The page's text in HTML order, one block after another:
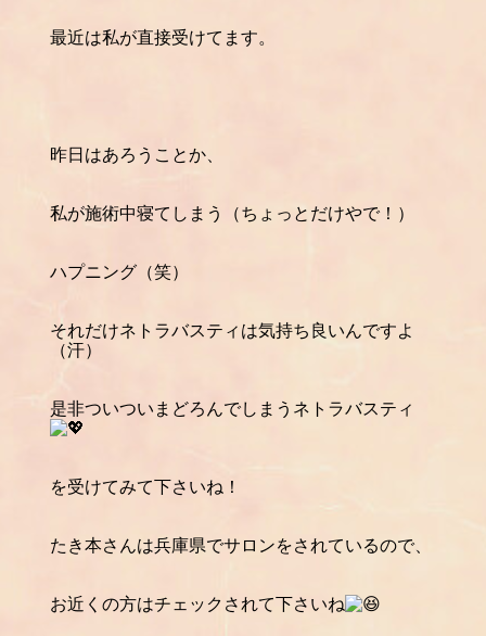
最近は私が直接受けてます。
昨日はあろうことか、
私が施術中寝てしまう（ちょっとだけやで！）
ハプニング（笑）
それだけネトラバスティは気持ち良いんですよ
（汗）
是非ついついまどろんでしまうネトラバスティ
を受けてみて下さいね！
たき本さんは兵庫県でサロンをされているので、
お近くの方はチェックされて下さいね